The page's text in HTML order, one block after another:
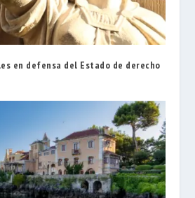
en defensa del Estado de derecho